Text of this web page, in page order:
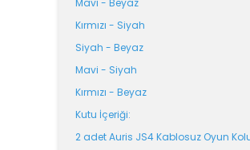
Mavi - Beyaz
Kırmızı - Siyah
Siyah - Beyaz
Mavi - Siyah
Kırmızı - Beyaz
Kutu İçeriği:
2 adet Auris JS4 Kablosuz Oyun